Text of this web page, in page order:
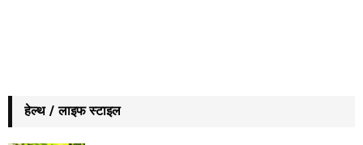
हेल्थ / लाइफ स्टाइल